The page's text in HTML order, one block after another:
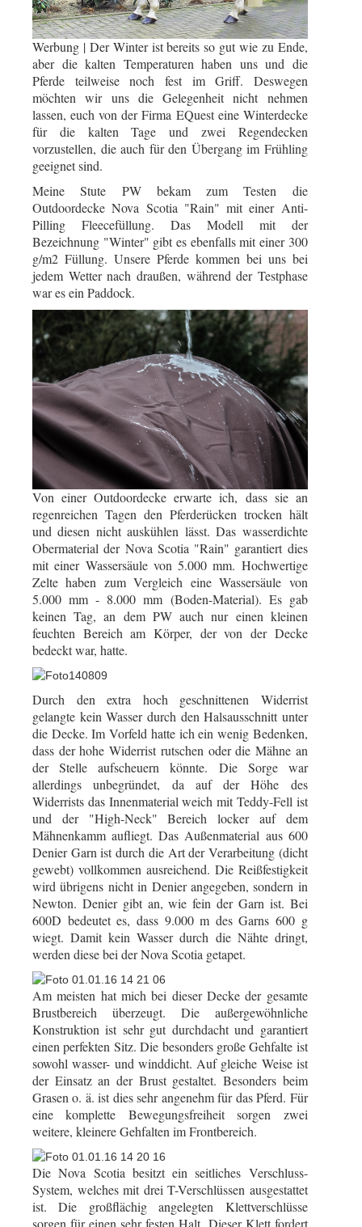
Werbung | Der Winter ist bereits so gut wie zu Ende,
aber die kalten Temperaturen haben uns und die
Pferde teilweise noch fest im Griff. Deswegen
möchten wir uns die Gelegenheit nicht nehmen
lassen, euch von der Firma EQuest eine Winterdecke
für die kalten Tage und zwei Regendecken
vorzustellen, die auch für den Übergang im Frühling
geeignet sind.
Meine Stute PW bekam zum Testen die
Outdoordecke Nova Scotia "Rain" mit einer Anti-
Pilling Fleecefüllung. Das Modell mit der
Bezeichnung "Winter" gibt es ebenfalls mit einer 300
g/m2 Füllung. Unsere Pferde kommen bei uns bei
jedem Wetter nach draußen, während der Testphase
war es ein Paddock.
Von einer Outdoordecke erwarte ich, dass sie an
regenreichen Tagen den Pferderücken trocken hält
und diesen nicht auskühlen lässt.Das wasserdichte
Obermaterial der Nova Scotia "Rain" garantiert dies
mit einer Wassersäule von 5.000 mm. Hochwertige
Zelte haben zum Vergleich eine Wassersäule von
5.000 mm - 8.000 mm (Boden-Material). Es gab
keinen Tag, an dem PW auch nur einen kleinen
feuchten Bereich am Körper, der von der Decke
bedeckt war, hatte.
Durch den extra hoch geschnittenen Widerrist
gelangte kein Wasser durch den Halsausschnitt unter
die Decke. Im Vorfeld hatte ich ein wenig Bedenken,
dass der hohe Widerrist rutschen oder die Mähne an
der Stelle aufscheuern könnte. Die Sorge war
allerdings unbegründet, da auf der Höhe des
Widerrists das Innenmaterial weich mit Teddy-Fell ist
und der "High-Neck" Bereich locker auf dem
Mähnenkamm aufliegt.Das Außenmaterial aus 600
Denier Garn ist durch die Art der Verarbeitung (dicht
gewebt) vollkommen ausreichend. Die Reißfestigkeit
wird übrigens nicht in Denier angegeben, sondern in
Newton. Denier gibt an, wie fein der Garn ist. Bei
600D bedeutet es, dass 9.000 m des Garns 600 g
wiegt.Damit kein Wasser durch die Nähte dringt,
werden diese bei der Nova Scotia getapet.
Am meisten hat mich bei dieser Decke der gesamte
Brustbereich überzeugt. Die außergewöhnliche
Konstruktion ist sehr gut durchdacht und garantiert
einen perfekten Sitz.Die besonders große Gehfalte ist
sowohl wasser- und winddicht. Auf gleiche Weise ist
der Einsatz an der Brust gestaltet. Besonders beim
Grasen o. ä. ist dies sehr angenehm für das Pferd. Für
eine komplette Bewegungsfreiheit sorgen zwei
weitere, kleinere Gehfalten im Frontbereich.
Die Nova Scotia besitzt ein seitliches Verschluss-
System, welches mit drei T-Verschlüssen ausgestattet
ist. Die großflächig angelegten Klettverschlüsse
sorgen für einen sehr festen Halt. Dieser Klett fordert